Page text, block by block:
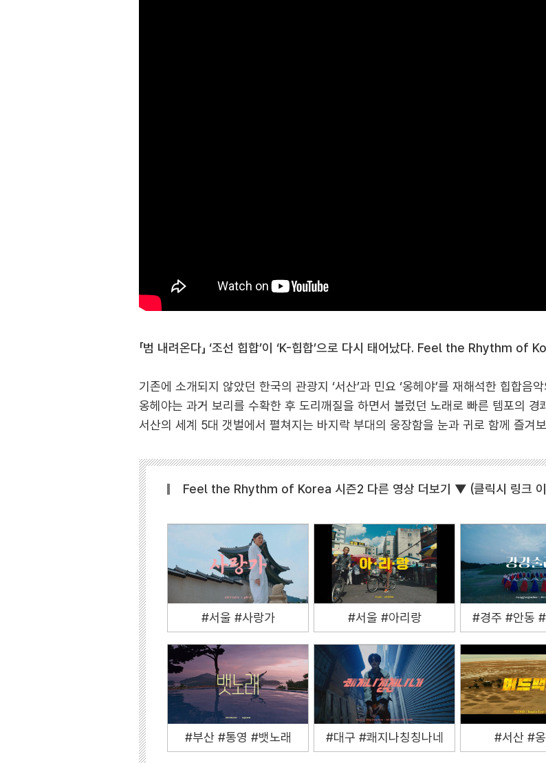
「범 내려온다」 ‘조선 힙합’이 ‘K-힙합’으로 다시 태어났다. Feel the Rhythm of
기존에 소개되지 않았던 한국의 관광지 ‘서산’과 민요 ‘옹헤야’를 재해석한 힙합음
옹헤야는 과거 보리를 수확한 후 도리깨질을 하면서 불렀던 노래로 빠른 템포의 경
서산의 세계 5대 갯벌에서 펼쳐지는 바지락 부대의 웅장함을 눈과 귀로 함께 즐겨
Feel the Rhythm of Korea 시즌2 다른 영상 더보기 ▼ (클릭시 링크
#서울 #사랑가 #서울 #아리랑 #경주 #안동
#부산 #통영 #뱃노래 #대구 #쾌지나칭칭나네 #서산 #